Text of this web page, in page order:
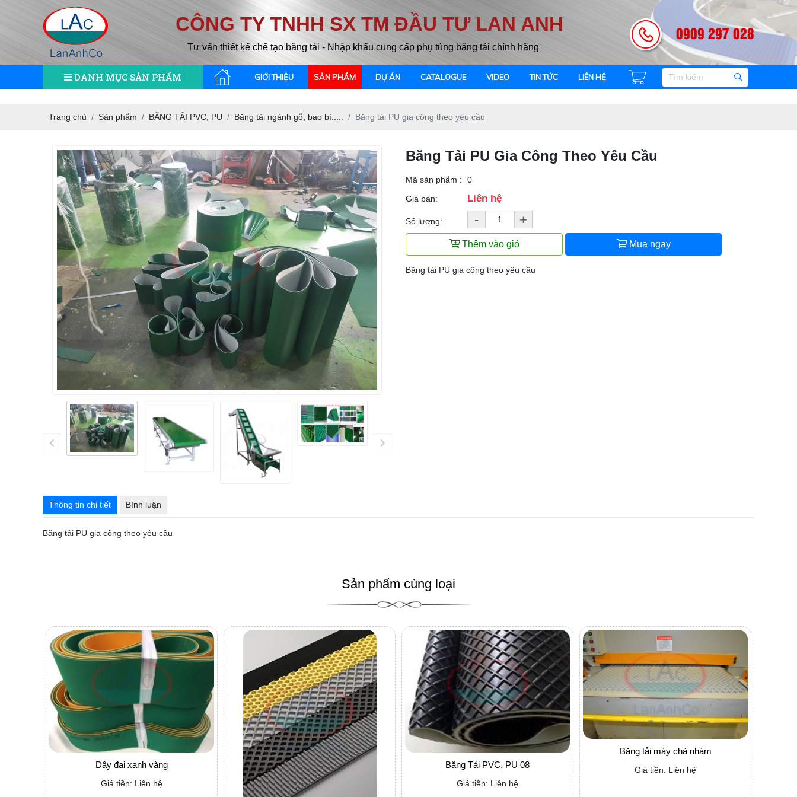
CÔNG TY TNHH SX TM ĐẦU TƯ LAN ANH
Tư vấn thiết kế chế tạo băng tải - Nhập khẩu cung cấp phụ tùng băng tải chính hãng
0909 297 028
DANH MỤC SẢN PHẨM GIỚI THIỆU SẢN PHẨM DỰ ÁN CATALOGUE VIDEO TIN TỨC LIÊN HỆ
Trang chủ Sản phẩm BĂNG TẢI PVC, PU Băng tải ngành gỗ, bao bì..... Băng tải PU gia công theo yêu cầu
Băng Tải PU Gia Công Theo Yêu Cầu
Mã sản phẩm :
0
Giá bán:
Liên hệ
Số lượng: - +
Thêm vào giỏ Mua ngay
Băng tải PU gia công theo yêu cầu
Thông tin chi tiết Bình luận
Băng tải PU gia công theo yêu cầu
Sản phẩm cùng loại
Dây đai xanh vàng
Giá tiền: Liên hệ
Băng Tải PVC, PU 08
Giá tiền: Liên hệ
Băng tải máy chà nhám
Giá tiền: Liên hệ